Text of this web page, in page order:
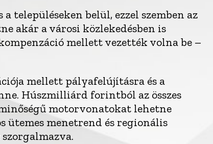
településeken belül, ezzel szemben az
akár a városi közlekedésben is
mellett vezették volna be –
mellett pályafelújításra és a
Húszmilliárd forintból az összes
motorvonatokat lehetne
ütemes menetrend és regionális